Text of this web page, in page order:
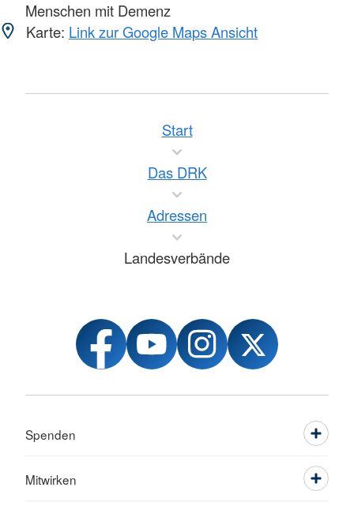
Menschen mit Demenz
Karte: Link zur Google Maps Ansicht
Start
Das DRK
Adressen
Landesverbände
Spenden
Mitwirken